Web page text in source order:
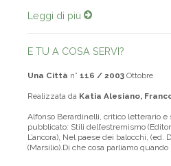
Leggi di più
E TU A COSA SERVI?
Una Città n° 116 / 2003 Ottobre
Realizzata da Katia Alesiano,
Alfonso Berardinelli, critico letterario
pubblicato: Stili dell’estremismo
L’ancora), Nel paese dei balocchi, (ed.
(Marsilio).Di che cosa parliamo quando